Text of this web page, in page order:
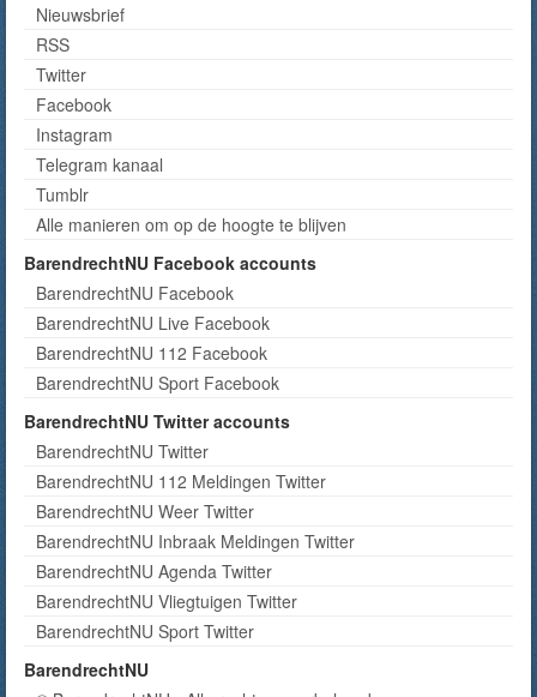
Nieuwsbrief
RSS
Twitter
Facebook
Instagram
Telegram kanaal
Tumblr
Alle manieren om op de hoogte te blijven
BarendrechtNU Facebook accounts
BarendrechtNU Facebook
BarendrechtNU Live Facebook
BarendrechtNU 112 Facebook
BarendrechtNU Sport Facebook
BarendrechtNU Twitter accounts
BarendrechtNU Twitter
BarendrechtNU 112 Meldingen Twitter
BarendrechtNU Weer Twitter
BarendrechtNU Inbraak Meldingen Twitter
BarendrechtNU Agenda Twitter
BarendrechtNU Vliegtuigen Twitter
BarendrechtNU Sport Twitter
BarendrechtNU